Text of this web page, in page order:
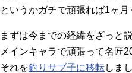
というかガチで頑張れば1ヶ
まずは今までの経緯をざっと説
メインキャラで頑張って名匠
それを釣りサブ子に移転しま